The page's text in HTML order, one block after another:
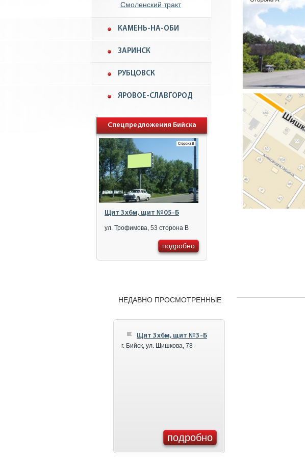
Смоленский тракт
КАМЕНЬ-НА-ОБИ
ЗАРИНСК
РУБЦОВСК
ЯРОВОЕ-СЛАВГОРОД
Спецпредложения Бийска
Щит 3x6м, щит №05-Б
ул. Трофимова, 53 сторона B
подробно
НЕДАВНО ПРОСМОТРЕННЫЕ
Щит 3x6м, щит №3-Б
г. Бийск, ул. Шишкова, 78
подробно